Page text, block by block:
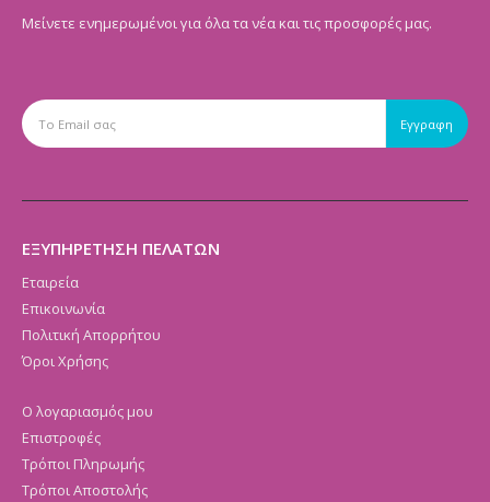
Μείνετε ενημερωμένοι για όλα τα νέα και τις προσφορές μας.
ΕΞΥΠΗΡΕΤΗΣΗ ΠΕΛΑΤΩΝ
Εταιρεία
Επικοινωνία
Πολιτική Απορρήτου
Όροι Χρήσης
Ο λογαριασμός μου
Επιστροφές
Τρόποι Πληρωμής
Τρόποι Αποστολής